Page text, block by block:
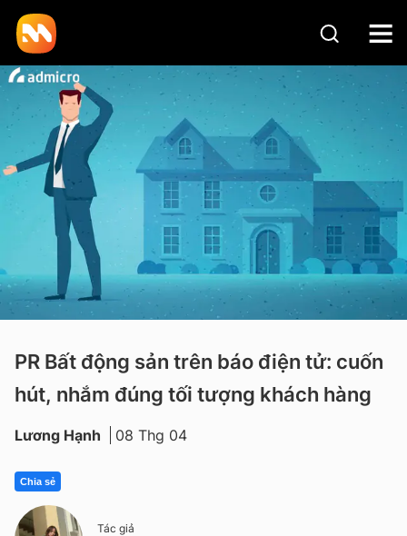
PR Bất động sản trên báo điện tử: cuốn
hút, nhắm đúng tối tượng khách hàng
Lương Hạnh 08 Thg 04
Chia sẻ
Tác giả